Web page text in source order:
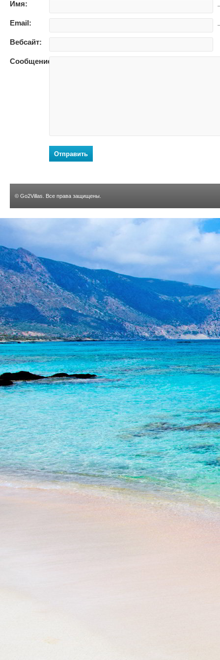
Имя:
Email:
Вебсайт:
Сообщение:
Отправить
© Go2Villas . Все права защищены.